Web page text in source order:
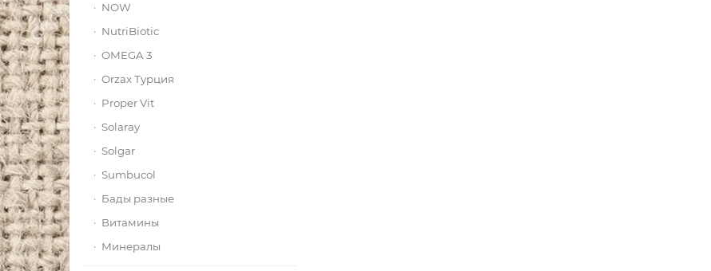
NOW
NutriBiotic
OMEGA 3
Orzax Турция
Proper Vit
Solaray
Solgar
Sumbucol
Бады разные
Витамины
Минералы